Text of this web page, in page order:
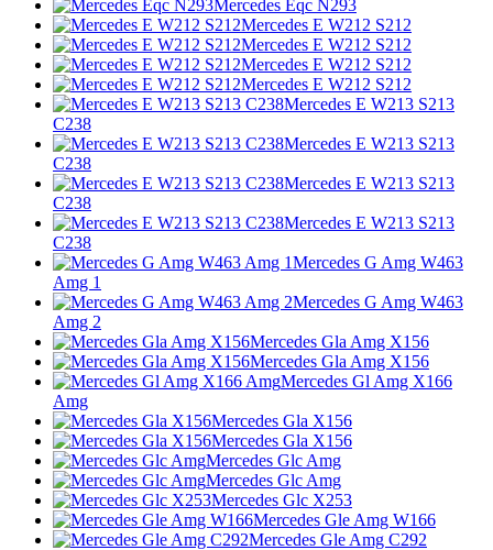
Mercedes Eqc N293
Mercedes E W212 S212
Mercedes E W212 S212
Mercedes E W212 S212
Mercedes E W212 S212
Mercedes E W213 S213
C238
Mercedes E W213 S213
C238
Mercedes E W213 S213
C238
Mercedes E W213 S213
C238
Mercedes G Amg W463
Amg 1
Mercedes G Amg W463
Amg 2
Mercedes Gla Amg X156
Mercedes Gla Amg X156
Mercedes Gl Amg X166
Amg
Mercedes Gla X156
Mercedes Gla X156
Mercedes Glc Amg
Mercedes Glc Amg
Mercedes Glc X253
Mercedes Gle Amg W166
Mercedes Gle Amg C292